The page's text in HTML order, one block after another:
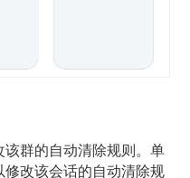
群的自动清除规则。单
改该会话的自动清除规